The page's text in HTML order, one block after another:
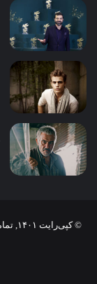
© کپی‌رایت ۱۴۰۱, تمامی حقوق وب سایت متعلق به کاشمر سلام می باشد |